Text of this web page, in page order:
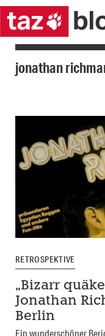
jonathan
RETROSPEKTIVE
„Bizarr
Jonathan
Berlin
Ein wunderschöner